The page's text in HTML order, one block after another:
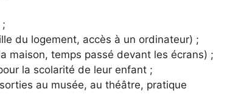
du logement, accès à un ordinateur) ;
maison, temps passé devant les écrans) ;
la scolarité de leur enfant ;
au musée, au théâtre, pratique